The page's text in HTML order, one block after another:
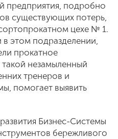
предприятия, подробно
существующих потерь,
цехе № 1.
этом подразделении,
прокатное
незамыленный
тренеров и
помогает выявить
Бизнес-Системы
бережливого